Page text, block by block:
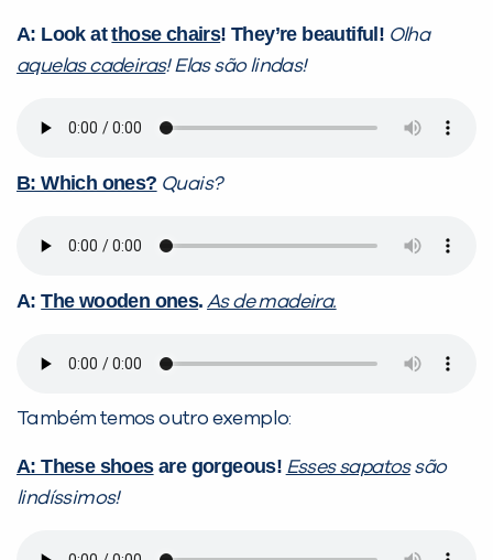
A: Look atthose chairs! They’re beautiful! Olha
aquelas cadeiras! Elas são lindas!
B: Which ones? Quais?
A:The wooden ones. As de madeira.
Também temos outro exemplo:
A: These shoesare gorgeous! Esses sapatossão
lindíssimos!